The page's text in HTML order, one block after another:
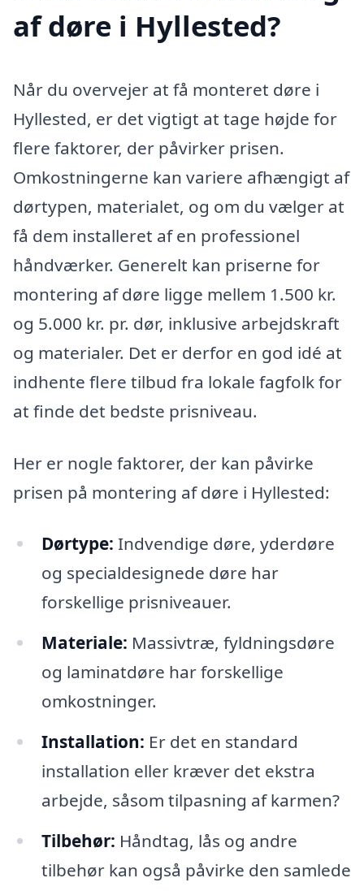
af døre i Hyllested?
Når du overvejer at få monteret døre i
Hyllested, er det vigtigt at tage højde for
flere faktorer, der påvirker prisen.
Omkostningerne kan variere afhængigt af
dørtypen, materialet, og om du vælger at
få dem installeret af en professionel
håndværker. Generelt kan priserne for
montering af døre ligge mellem 1.500 kr.
og 5.000 kr. pr. dør, inklusive arbejdskraft
og materialer. Det er derfor en god idé at
indhente flere tilbud fra lokale fagfolk for
at finde det bedste prisniveau.
Her er nogle faktorer, der kan påvirke
prisen på montering af døre i Hyllested:
Dørtype: Indvendige døre, yderdøre
og specialdesignede døre har
forskellige prisniveauer.
Materiale: Massivtræ, fyldningsdøre
og laminatdøre har forskellige
omkostninger.
Installation: Er det en standard
installation eller kræver det ekstra
arbejde, såsom tilpasning af karmen?
Tilbehør: Håndtag, lås og andre
tilbehør kan også påvirke den samlede